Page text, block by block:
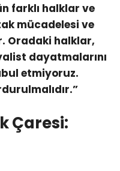
farklı halklar ve
mücadelesi ve
Oradaki halklar,
dayatmalarını
etmiyoruz.
Çaresi: